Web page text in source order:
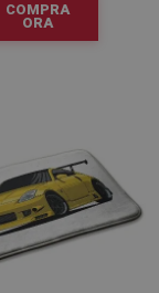
COMPRA
ORA